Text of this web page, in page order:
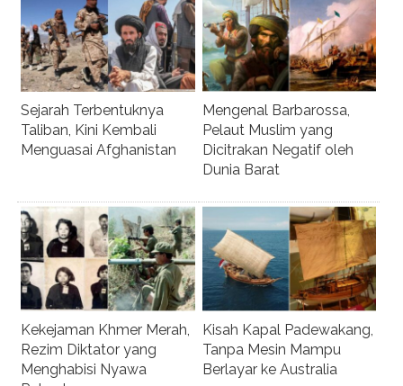
Sejarah Terbentuknya
Taliban, Kini Kembali
Menguasai Afghanistan
Mengenal Barbarossa,
Pelaut Muslim yang
Dicitrakan Negatif oleh
Dunia Barat
Kekejaman Khmer Merah,
Rezim Diktator yang
Menghabisi Nyawa
Kisah Kapal Padewakang,
Tanpa Mesin Mampu
Berlayar ke Australia